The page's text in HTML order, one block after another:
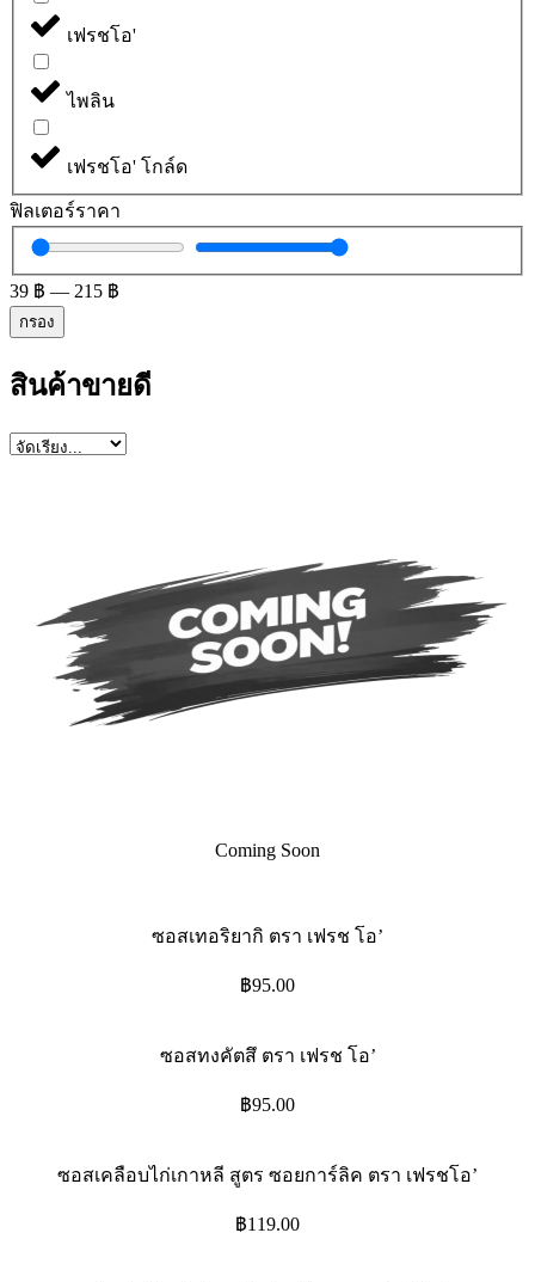
เฟรชโอ'
ไพลิน
เฟรชโอ' โกล์ด
ฟิลเตอร์ราคา
39 ฿ — 215 ฿
กรอง
สินค้าขายดี
Coming Soon
ซอสเทอริยากิ ตรา เฟรช โอ’
฿95.00
ซอสทงคัตสึ ตรา เฟรช โอ’
฿95.00
ซอสเคลือบไก่เกาหลี สูตร ซอยการ์ลิค ตรา เฟรชโอ’
฿119.00